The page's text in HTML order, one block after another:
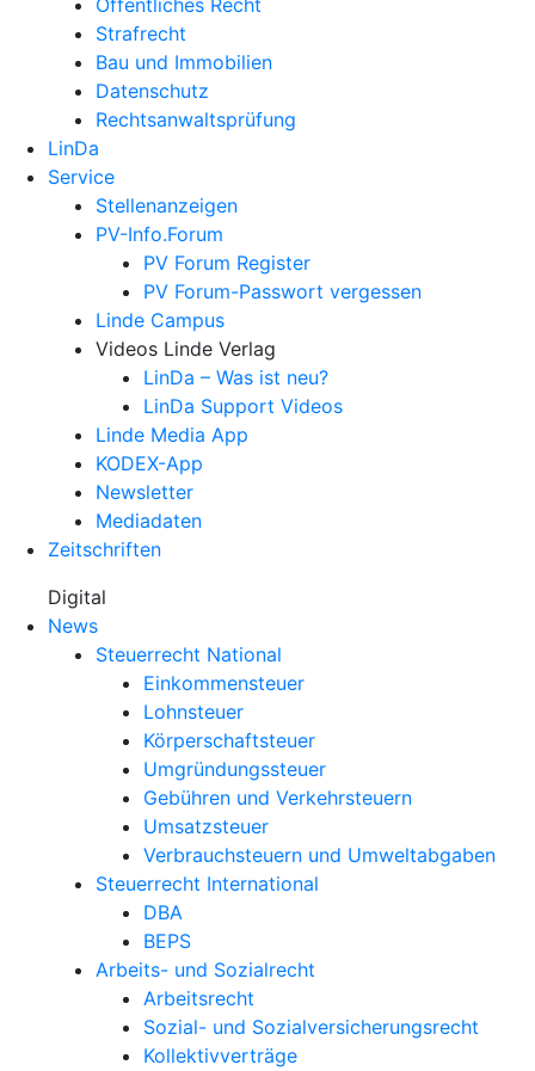
Öffentliches Recht
Strafrecht
Bau und Immobilien
Datenschutz
Rechtsanwalts­prüfung
LinDa
Service
Stellenanzeigen
PV-Info.Forum
PV Forum Register
PV Forum-Passwort vergessen
Linde Campus
Videos Linde Verlag
LinDa – Was ist neu?
LinDa Support Videos
Linde Media App
KODEX-App
Newsletter
Mediadaten
Zeitschriften
Digital
News
Steuerrecht National
Einkommensteuer
Lohnsteuer
Körperschaftsteuer
Umgründungssteuer
Gebühren und Verkehrsteuern
Umsatzsteuer
Verbrauchsteuern und Umweltabgaben
Steuerrecht International
DBA
BEPS
Arbeits- und Sozialrecht
Arbeitsrecht
Sozial- und Sozialversicherungsrecht
Kollektivverträge